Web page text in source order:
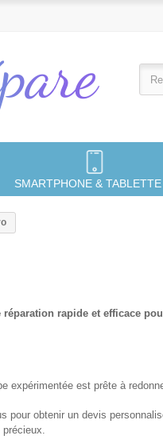
SMARTPHONE & TABLETTE
réparation rapide et efficace
expérimentée est prête à
pour obtenir un devis
précieux.